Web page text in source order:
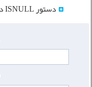
دستور ISNULL در اس کیو ال